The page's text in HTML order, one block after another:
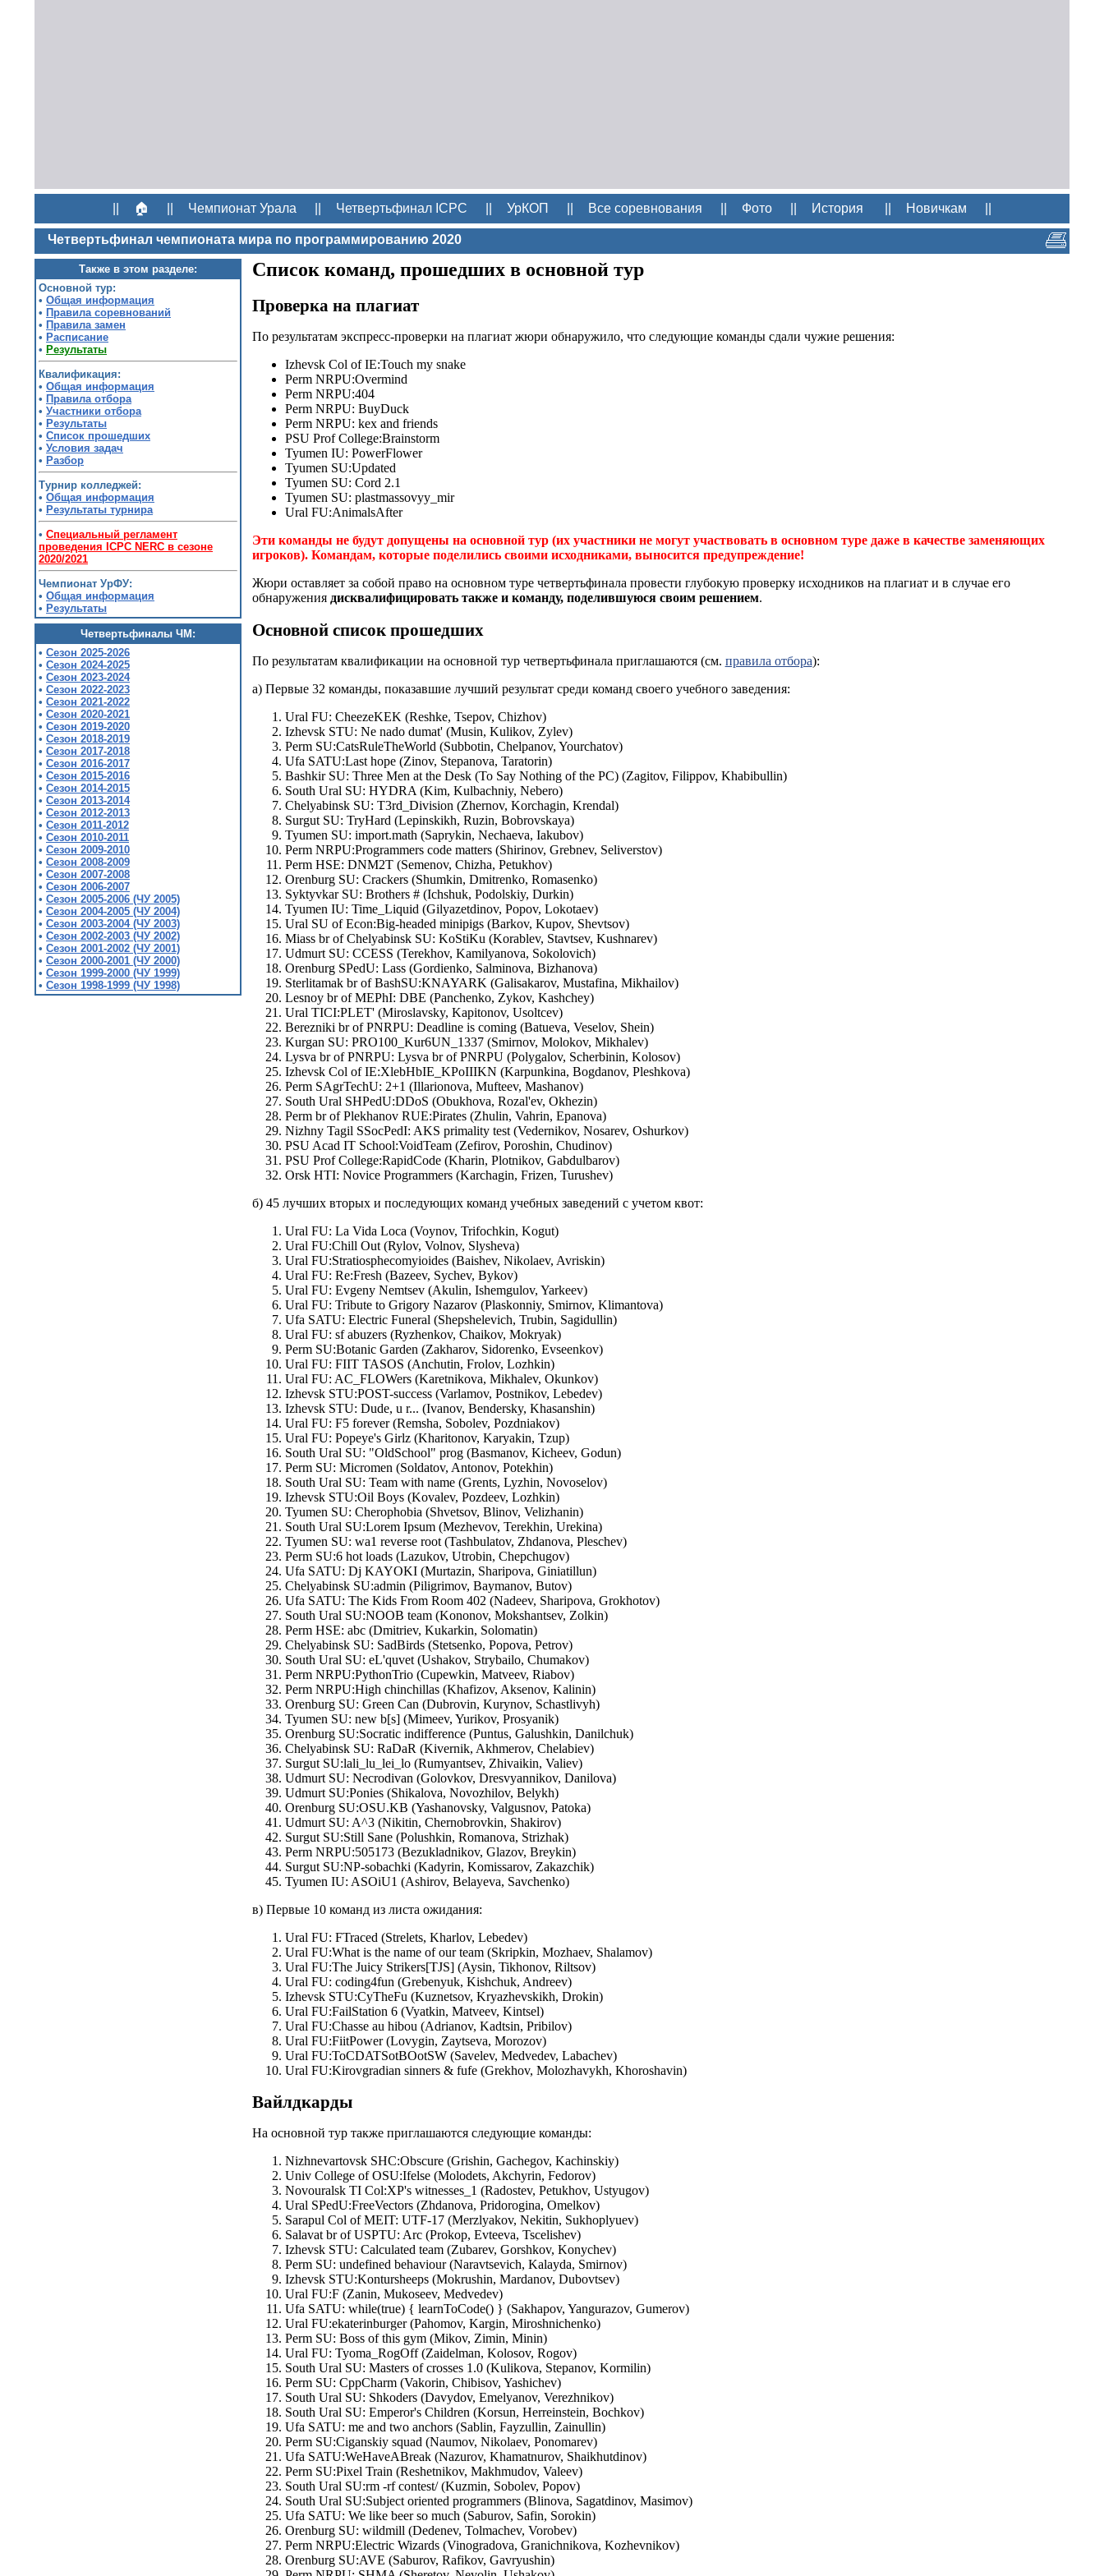
🏠 Чемпионат Урала Четвертьфинал ICPC УрКОП Все соревнования Фото История Новичкам
Четвертьфинал чемпионата мира по программированию 2020
Также в этом разделе:
Основной тур:
• Общая информация
• Правила соревнований
• Правила замен
• Расписание
• Результаты
Квалификация:
• Общая информация
• Правила отбора
• Участники отбора
• Результаты
• Список прошедших
• Условия задач
• Разбор
Турнир колледжей:
• Общая информация
• Результаты турнира
• Специальный регламент
проведения ICPC NERC в сезоне
2020/2021
Чемпионат УрФУ:
• Общая информация
• Результаты
Четвертьфиналы ЧМ:
• Сезон 2025-2026
• Сезон 2024-2025
• Сезон 2023-2024
• Сезон 2022-2023
• Сезон 2021-2022
• Сезон 2020-2021
• Сезон 2019-2020
• Сезон 2018-2019
• Сезон 2017-2018
• Сезон 2016-2017
• Сезон 2015-2016
• Сезон 2014-2015
• Сезон 2013-2014
• Сезон 2012-2013
• Сезон 2011-2012
• Сезон 2010-2011
• Сезон 2009-2010
• Сезон 2008-2009
• Сезон 2007-2008
• Сезон 2006-2007
• Сезон 2005-2006 (ЧУ 2005)
• Сезон 2004-2005 (ЧУ 2004)
• Сезон 2003-2004 (ЧУ 2003)
• Сезон 2002-2003 (ЧУ 2002)
• Сезон 2001-2002 (ЧУ 2001)
• Сезон 2000-2001 (ЧУ 2000)
• Сезон 1999-2000 (ЧУ 1999)
• Сезон 1998-1999 (ЧУ 1998)
Список команд, прошедших в основной тур
Проверка на плагиат
По результатам экспресс-проверки на плагиат жюри обнаружило, что следующие команды сдали чужие решения:
Izhevsk Col of IE:Touch my snake
Perm NRPU:Overmind
Perm NRPU:404
Perm NRPU: BuyDuck
Perm NRPU: kex and friends
PSU Prof College:Brainstorm
Tyumen IU: PowerFlower
Tyumen SU:Updated
Tyumen SU: Cord 2.1
Tyumen SU: plastmassovyy_mir
Ural FU:AnimalsAfter
Эти команды не будут допущены на основной тур (их участники не могут участвовать в основном туре даже в качестве заменяющих
игроков). Командам, которые поделились своими исходниками, выносится предупреждение!
Жюри оставляет за собой право на основном туре четвертьфинала провести глубокую проверку исходников на плагиат и в случае его
обнаружения дисквалифицировать также и команду, поделившуюся своим решением.
Основной список прошедших
По результатам квалификации на основной тур четвертьфинала приглашаются (см. правила отбора):
а) Первые 32 команды, показавшие лучший результат среди команд своего учебного заведения:
Ural FU: CheezeKEK (Reshke, Tsepov, Chizhov)
Izhevsk STU: Ne nado dumat' (Musin, Kulikov, Zylev)
Perm SU:CatsRuleTheWorld (Subbotin, Chelpanov, Yourchatov)
Ufa SATU:Last hope (Zinov, Stepanova, Taratorin)
Bashkir SU: Three Men at the Desk (To Say Nothing of the PC) (Zagitov, Filippov, Khabibullin)
South Ural SU: HYDRA (Kim, Kulbachniy, Nebero)
Chelyabinsk SU: T3rd_Division (Zhernov, Korchagin, Krendal)
Surgut SU: TryHard (Lepinskikh, Ruzin, Bobrovskaya)
Tyumen SU: import.math (Saprykin, Nechaeva, Iakubov)
Perm NRPU:Programmers code matters (Shirinov, Grebnev, Seliverstov)
Perm HSE: DNM2T (Semenov, Chizha, Petukhov)
Orenburg SU: Crackers (Shumkin, Dmitrenko, Romasenko)
Syktyvkar SU: Brothers # (Ichshuk, Podolskiy, Durkin)
Tyumen IU: Time_Liquid (Gilyazetdinov, Popov, Lokotaev)
Ural SU of Econ:Big-headed minipigs (Barkov, Kupov, Shevtsov)
Miass br of Chelyabinsk SU: KoStiKu (Korablev, Stavtsev, Kushnarev)
Udmurt SU: CCESS (Terekhov, Kamilyanova, Sokolovich)
Orenburg SPedU: Lass (Gordienko, Salminova, Bizhanova)
Sterlitamak br of BashSU:KNAYARK (Galisakarov, Mustafina, Mikhailov)
Lesnoy br of MEPhI: DBE (Panchenko, Zykov, Kashchey)
Ural TICI:PLET' (Miroslavsky, Kapitonov, Usoltcev)
Berezniki br of PNRPU: Deadline is coming (Batueva, Veselov, Shein)
Kurgan SU: PRO100_Kur6UN_1337 (Smirnov, Molokov, Mikhalev)
Lysva br of PNRPU: Lysva br of PNRPU (Polygalov, Scherbinin, Kolosov)
Izhevsk Col of IE:XlebHbIE_KPoIIIKN (Karpunkina, Bogdanov, Pleshkova)
Perm SAgrTechU: 2+1 (Illarionova, Mufteev, Mashanov)
South Ural SHPedU:DDoS (Obukhova, Rozal'ev, Okhezin)
Perm br of Plekhanov RUE:Pirates (Zhulin, Vahrin, Epanova)
Nizhny Tagil SSocPedI: AKS primality test (Vedernikov, Nosarev, Oshurkov)
PSU Acad IT School:VoidTeam (Zefirov, Poroshin, Chudinov)
PSU Prof College:RapidCode (Kharin, Plotnikov, Gabdulbarov)
Orsk HTI: Novice Programmers (Karchagin, Frizen, Turushev)
б) 45 лучших вторых и последующих команд учебных заведений с учетом квот:
Ural FU: La Vida Loca (Voynov, Trifochkin, Kogut)
Ural FU:Chill Out (Rylov, Volnov, Slysheva)
Ural FU:Stratiosphecomyioides (Baishev, Nikolaev, Avriskin)
Ural FU: Re:Fresh (Bazeev, Sychev, Bykov)
Ural FU: Evgeny Nemtsev (Akulin, Ishemgulov, Yarkeev)
Ural FU: Tribute to Grigory Nazarov (Plaskonniy, Smirnov, Klimantova)
Ufa SATU: Electric Funeral (Shepshelevich, Trubin, Sagidullin)
Ural FU: sf abuzers (Ryzhenkov, Chaikov, Mokryak)
Perm SU:Botanic Garden (Zakharov, Sidorenko, Evseenkov)
Ural FU: FIIT TASOS (Anchutin, Frolov, Lozhkin)
Ural FU: AC_FLOWers (Karetnikova, Mikhalev, Okunkov)
Izhevsk STU:POST-success (Varlamov, Postnikov, Lebedev)
Izhevsk STU: Dude, u r... (Ivanov, Bendersky, Khasanshin)
Ural FU: F5 forever (Remsha, Sobolev, Pozdniakov)
Ural FU: Popeye's Girlz (Kharitonov, Karyakin, Tzup)
South Ural SU: "OldSchool" prog (Basmanov, Kicheev, Godun)
Perm SU: Micromen (Soldatov, Antonov, Potekhin)
South Ural SU: Team with name (Grents, Lyzhin, Novoselov)
Izhevsk STU:Oil Boys (Kovalev, Pozdeev, Lozhkin)
Tyumen SU: Cherophobia (Shvetsov, Blinov, Velizhanin)
South Ural SU:Lorem Ipsum (Mezhevov, Terekhin, Urekina)
Tyumen SU: wa1 reverse root (Tashbulatov, Zhdanova, Pleschev)
Perm SU:6 hot loads (Lazukov, Utrobin, Chepchugov)
Ufa SATU: Dj KAYOKI (Murtazin, Sharipova, Giniatillun)
Chelyabinsk SU:admin (Piligrimov, Baymanov, Butov)
Ufa SATU: The Kids From Room 402 (Nadeev, Sharipova, Grokhotov)
South Ural SU:NOOB team (Kononov, Mokshantsev, Zolkin)
Perm HSE: abc (Dmitriev, Kukarkin, Solomatin)
Chelyabinsk SU: SadBirds (Stetsenko, Popova, Petrov)
South Ural SU: eL'quvet (Ushakov, Strybailo, Chumakov)
Perm NRPU:PythonTrio (Cupewkin, Matveev, Riabov)
Perm NRPU:High chinchillas (Khafizov, Aksenov, Kalinin)
Orenburg SU: Green Can (Dubrovin, Kurynov, Schastlivyh)
Tyumen SU: new b[s] (Mimeev, Yurikov, Prosyanik)
Orenburg SU:Socratic indifference (Puntus, Galushkin, Danilchuk)
Chelyabinsk SU: RaDaR (Kivernik, Akhmerov, Chelabiev)
Surgut SU:lali_lu_lei_lo (Rumyantsev, Zhivaikin, Valiev)
Udmurt SU: Necrodivan (Golovkov, Dresvyannikov, Danilova)
Udmurt SU:Ponies (Shikalova, Novozhilov, Belykh)
Orenburg SU:OSU.KB (Yashanovsky, Valgusnov, Patoka)
Udmurt SU: A^3 (Nikitin, Chernobrovkin, Shakirov)
Surgut SU:Still Sane (Polushkin, Romanova, Strizhak)
Perm NRPU:505173 (Bezukladnikov, Glazov, Breykin)
Surgut SU:NP-sobachki (Kadyrin, Komissarov, Zakazchik)
Tyumen IU: ASOiU1 (Ashirov, Belayeva, Savchenko)
в) Первые 10 команд из листа ожидания:
Ural FU: FTraced (Strelets, Kharlov, Lebedev)
Ural FU:What is the name of our team (Skripkin, Mozhaev, Shalamov)
Ural FU:The Juicy Strikers[TJS] (Aysin, Tikhonov, Riltsov)
Ural FU: coding4fun (Grebenyuk, Kishchuk, Andreev)
Izhevsk STU:CyTheFu (Kuznetsov, Kryazhevskikh, Drokin)
Ural FU:FailStation 6 (Vyatkin, Matveev, Kintsel)
Ural FU:Chasse au hibou (Adrianov, Kadtsin, Pribilov)
Ural FU:FiitPower (Lovygin, Zaytseva, Morozov)
Ural FU:ToCDATSotBOotSW (Savelev, Medvedev, Labachev)
Ural FU:Kirovgradian sinners & fufe (Grekhov, Molozhavykh, Khoroshavin)
Вайлдкарды
На основной тур также приглашаются следующие команды:
Nizhnevartovsk SHC:Obscure (Grishin, Gachegov, Kachinskiy)
Univ College of OSU:Ifelse (Molodets, Akchyrin, Fedorov)
Novouralsk TI Col:XP's witnesses_1 (Radostev, Petukhov, Ustyugov)
Ural SPedU:FreeVectors (Zhdanova, Pridorogina, Omelkov)
Sarapul Col of MEIT: UTF-17 (Merzlyakov, Nekitin, Sukhoplyuev)
Salavat br of USPTU: Arc (Prokop, Evteeva, Tscelishev)
Izhevsk STU: Calculated team (Zubarev, Gorshkov, Konychev)
Perm SU: undefined behaviour (Naravtsevich, Kalayda, Smirnov)
Izhevsk STU:Kontursheeps (Mokrushin, Mardanov, Dubovtsev)
Ural FU:F (Zanin, Mukoseev, Medvedev)
Ufa SATU: while(true) { learnToCode() } (Sakhapov, Yangurazov, Gumerov)
Ural FU:ekaterinburger (Pahomov, Kargin, Miroshnichenko)
Perm SU: Boss of this gym (Mikov, Zimin, Minin)
Ural FU: Tyoma_RogOff (Zaidelman, Kolosov, Rogov)
South Ural SU: Masters of crosses 1.0 (Kulikova, Stepanov, Kormilin)
Perm SU: CppCharm (Vakorin, Chibisov, Yashichev)
South Ural SU: Shkoders (Davydov, Emelyanov, Verezhnikov)
South Ural SU: Emperor's Children (Korsun, Herreinstein, Bochkov)
Ufa SATU: me and two anchors (Sablin, Fayzullin, Zainullin)
Perm SU:Ciganskiy squad (Naumov, Nikolaev, Ponomarev)
Ufa SATU:WeHaveABreak (Nazurov, Khamatnurov, Shaikhutdinov)
Perm SU:Pixel Train (Reshetnikov, Makhmudov, Valeev)
South Ural SU:rm -rf contest/ (Kuzmin, Sobolev, Popov)
South Ural SU:Subject oriented programmers (Blinova, Sagatdinov, Masimov)
Ufa SATU: We like beer so much (Saburov, Safin, Sorokin)
Orenburg SU: wildmill (Dedenev, Tolmachev, Vorobev)
Perm NRPU:Electric Wizards (Vinogradova, Granichnikova, Kozhevnikov)
Orenburg SU:AVE (Saburov, Rafikov, Gavryushin)